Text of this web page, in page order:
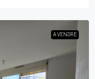
A VENDRE